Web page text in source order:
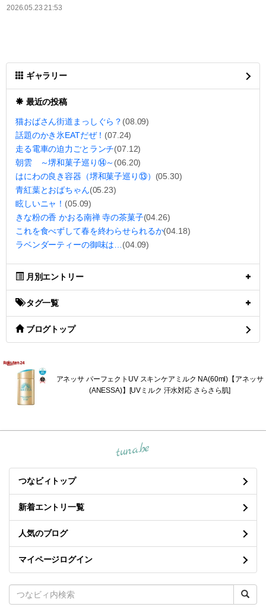
2026.05.23 21:53
ギャラリー
最近の投稿
猫おばさん街道まっしぐら？ (08.09)
話題のかき氷EATだぜ！ (07.24)
走る電車の迫力ごとランチ(07.12)
朝雲 ～堺和菓子巡り⑭～ (06.20)
はにわの良き容器（堺和菓子巡り⑬） (05.30)
青紅葉とおばちゃん(05.23)
眩しいニャ！ (05.09)
きな粉の香 かおる南禅 寺の茶菓子(04.26)
これを食べずして春を終わらせられるか(04.18)
ラベンダーティーの御味は… (04.09)
月別エントリー
タグ一覧
ブログトップ
アネッサ パーフェクトUV スキンケアミルク NA(60ml)【アネッサ
(ANESSA)】[UVミルク 汗水対応 さらさら肌]
tuna.be
つなビィトップ
新着エントリ一覧
人気のブログ
マイページログイン